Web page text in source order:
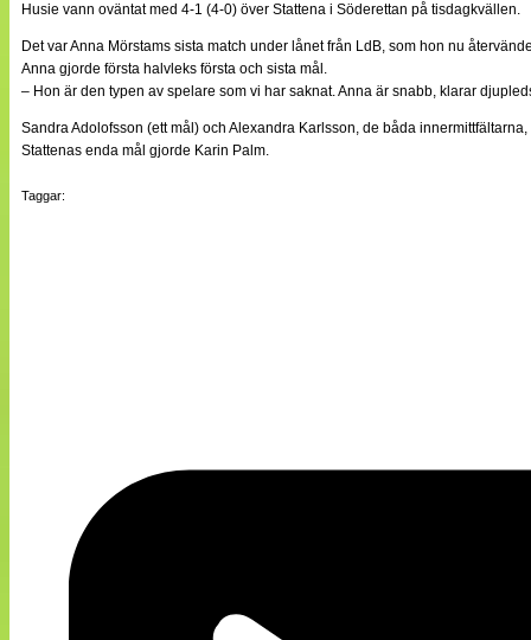
Bloggar
Lagen
Webb-TV
Cuper
Medlemsbilder
Till klubbkassan
NÄTverket
Husie vann oväntat med 4-1 (4-0) över Stattena i Söderettan på tisdagkvällen.
Det var Anna Mörstams sista match under lånet från LdB, som hon nu
Anna gjorde första halvleks första och sista mål.
– Hon är den typen av spelare som vi har saknat. Anna är snabb, klarar
Sandra Adolofsson (ett mål) och Alexandra Karlsson, de båda
Stattenas enda mål gjorde Karin Palm.
Taggar: